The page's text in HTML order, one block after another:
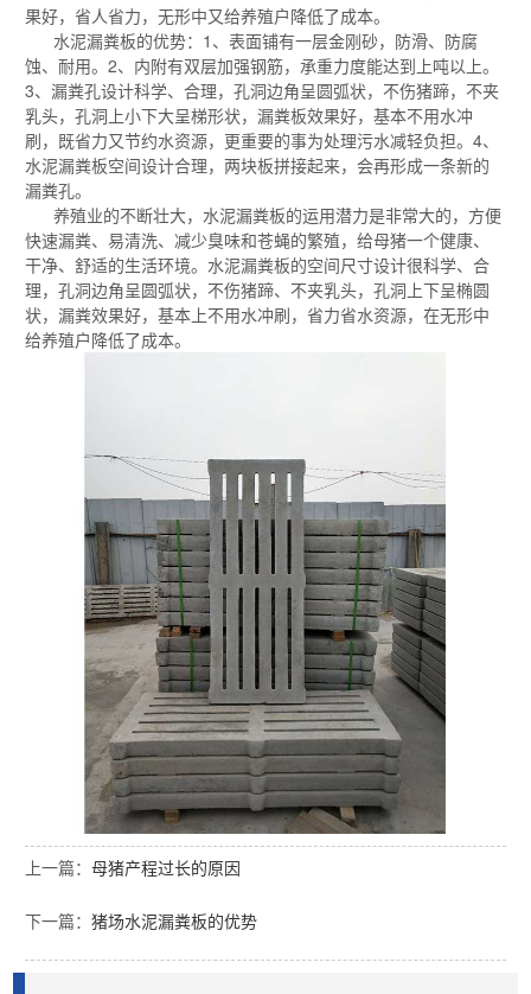
果好，省人省力，无形中又给养殖户降低了成本。
水泥漏粪板的优势：1、表面铺有一层金刚砂，防滑、防腐
蚀、耐用。2、内附有双层加强钢筋，承重力度能达到上吨以上。
3、漏粪孔设计科学、合理，孔洞边角呈圆弧状，不伤猪蹄，不夹
乳头，孔洞上小下大呈梯形状，漏粪板效果好，基本不用水冲
刷，既省力又节约水资源，更重要的事为处理污水减轻负担。4、
水泥漏粪板空间设计合理，两块板拼接起来，会再形成一条新的
漏粪孔。
养殖业的不断壮大，水泥漏粪板的运用潜力是非常大的，方便
快速漏粪、易清洗、减少臭味和苍蝇的繁殖，给母猪一个健康、
干净、舒适的生活环境。水泥漏粪板的空间尺寸设计很科学、合
理，孔洞边角呈圆弧状，不伤猪蹄、不夹乳头，孔洞上下呈椭圆
状，漏粪效果好，基本上不用水冲刷，省力省水资源，在无形中
给养殖户降低了成本。
上一篇：母猪产程过长的原因
下一篇：猪场水泥漏粪板的优势